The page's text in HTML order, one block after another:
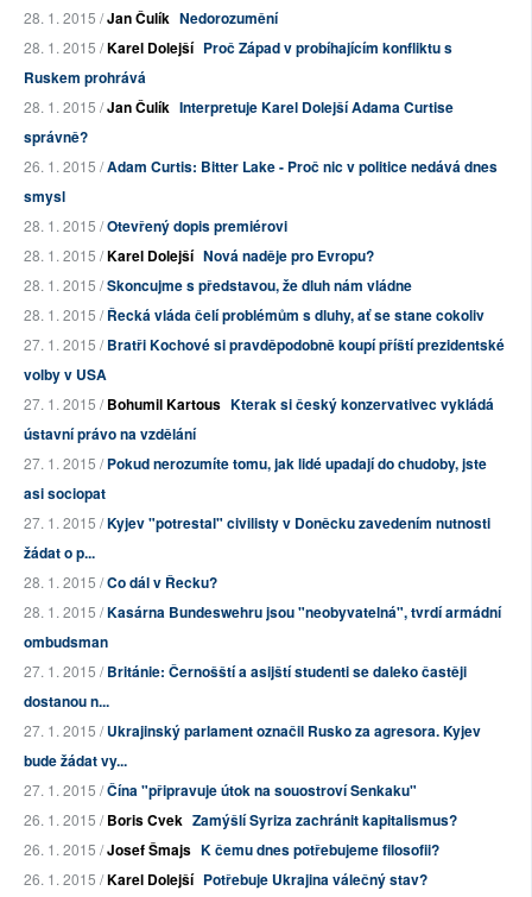
28. 1. 2015 /Jan Čulík Nedorozumění
28. 1. 2015 /Karel Dolejší Proč Západ v probíhajícím konfliktu s
Ruskem prohrává
28. 1. 2015 /Jan Čulík Interpretuje Karel Dolejší Adama Curtise
správně?
26. 1. 2015 /Adam Curtis: Bitter Lake - Proč nic v politice nedává dnes
smysl
28. 1. 2015 /Otevřený dopis premiérovi
28. 1. 2015 /Karel Dolejší Nová naděje pro Evropu?
28. 1. 2015 /Skoncujme s představou, že dluh nám vládne
28. 1. 2015 /Řecká vláda čelí problémům s dluhy, ať se stane cokoliv
27. 1. 2015 /Bratři Kochové si pravděpodobně koupí příští prezidentské
volby v USA
27. 1. 2015 /Bohumil Kartous Kterak si český konzervativec vykládá
ústavní právo na vzdělání
27. 1. 2015 /Pokud nerozumíte tomu, jak lidé upadají do chudoby, jste
asi sociopat
27. 1. 2015 /Kyjev "potrestal" civilisty v Doněcku zavedením nutnosti
žádat o p...
28. 1. 2015 /Co dál v Řecku?
28. 1. 2015 /Kasárna Bundeswehru jsou "neobyvatelná", tvrdí armádní
ombudsman
27. 1. 2015 /Británie: Černošští a asijští studenti se daleko častěji
dostanou n...
27. 1. 2015 /Ukrajinský parlament označil Rusko za agresora. Kyjev
bude žádat vy...
27. 1. 2015 /Čína "připravuje útok na souostroví Senkaku"
26. 1. 2015 /Boris Cvek Zamýšlí Syriza zachránit kapitalismus?
26. 1. 2015 /Josef Šmajs K čemu dnes potřebujeme filosofii?
26. 1. 2015 /Karel Dolejší Potřebuje Ukrajina válečný stav?